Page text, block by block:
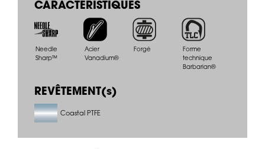
CARACTÉRISTIQUES
Needle
Sharp™
Acier
Vanadium®
Forgé
Forme
technique
Barbarian®
REVÊTEMENT(s)
Coastal PTFE